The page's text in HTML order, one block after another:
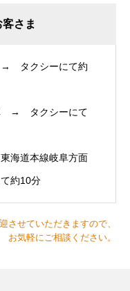
さま
→ タクシーにて約
→ タクシーにて
海道本線岐阜方面
約10分
させていただきますので、
お気軽にご相談ください。